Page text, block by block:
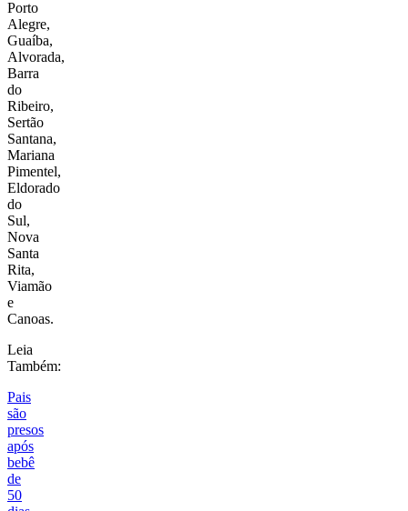
Porto
Alegre,
Guaíba,
Alvorada,
Barra
do
Ribeiro,
Sertão
Santana,
Mariana
Pimentel,
Eldorado
do
Sul,
Nova
Santa
Rita,
Viamão
e
Canoas.
Leia
Também:
Pais
são
presos
após
bebê
de
50